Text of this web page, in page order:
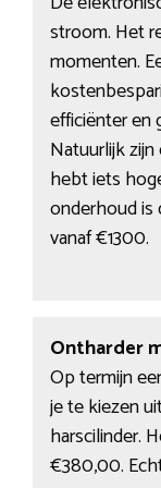
stroom. Het
momenten.
efficiënter en
Natuurlijk
hebt iets
onderhoud is
vanaf €1300.
Ontharder
Op termijn
je te kiezen
harscilinder.
€380,00.